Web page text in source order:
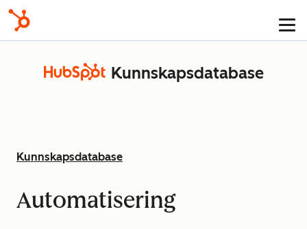
Kunnskapsdatabase
Kunnskaps­database
Automatisering